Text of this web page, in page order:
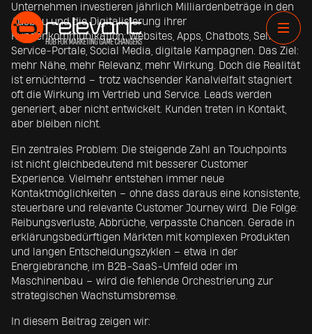
Unternehmen investieren jährlich Milliardenbeträge in den
Ausbau und die Digitalisierung ihrer
Kundenkommunikation: Websites, Apps, Chatbots, Self-
Service-Portale, Social Media, digitale Kampagnen. Das Ziel:
mehr Nähe, mehr Relevanz, mehr Wirkung. Doch die Realität
ist ernüchternd – trotz wachsender Kanalvielfalt stagniert
oft die Wirkung im Vertrieb und Service. Leads werden
generiert, aber nicht entwickelt. Kunden treten in Kontakt,
aber bleiben nicht.
Ein zentrales Problem: Die steigende Zahl an Touchpoints
ist nicht gleichbedeutend mit besserer Customer
Experience. Vielmehr entstehen immer neue
Kontaktmöglichkeiten – ohne dass daraus eine konsistente,
steuerbare und relevante Customer Journey wird. Die Folge:
Reibungsverluste, Abbrüche, verpasste Chancen. Gerade in
erklärungsbedürftigen Märkten mit komplexen Produkten
und langen Entscheidungszyklen – etwa in der
Energiebranche, im B2B-SaaS-Umfeld oder im
Maschinenbau – wird die fehlende Orchestrierung zur
strategischen Wachstumsbremse.
In diesem Beitrag zeigen wir: